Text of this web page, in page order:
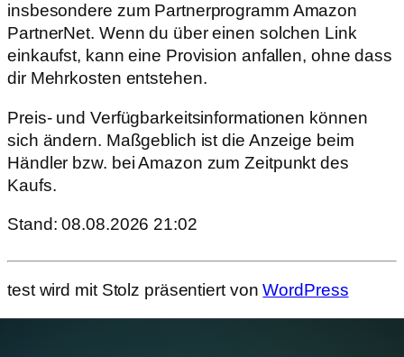
insbesondere zum Partnerprogramm Amazon
PartnerNet. Wenn du über einen solchen Link
einkaufst, kann eine Provision anfallen, ohne dass
dir Mehrkosten entstehen.
Preis- und Verfügbarkeitsinformationen können
sich ändern. Maßgeblich ist die Anzeige beim
Händler bzw. bei Amazon zum Zeitpunkt des
Kaufs.
Stand: 08.08.2026 21:02
test wird mit Stolz präsentiert vonWordPress